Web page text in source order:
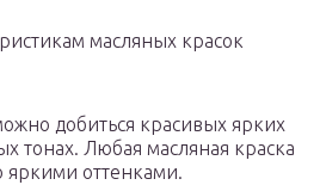
масляных красок
добиться красивых ярких
тонах. Любая масляная краска
яркими оттенками.